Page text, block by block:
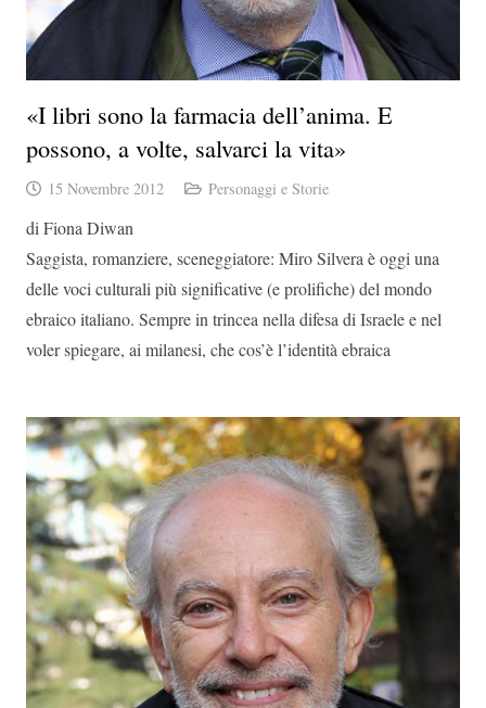
«I libri sono la farmacia dell’anima. E
possono, a volte, salvarci la vita»
15 Novembre 2012 Personaggi e Storie
di Fiona Diwan
Saggista, romanziere, sceneggiatore: Miro Silvera è oggi una
delle voci culturali più significative (e prolifiche) del mondo
ebraico italiano. Sempre in trincea nella difesa di Israele e nel
voler spiegare, ai milanesi, che cos’è l’identità ebraica